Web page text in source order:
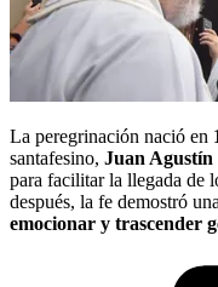
La peregrinación nació en
santafesino, Juan Agustín
para facilitar la llegada de
después, la fe demostró
emocionar y trascender